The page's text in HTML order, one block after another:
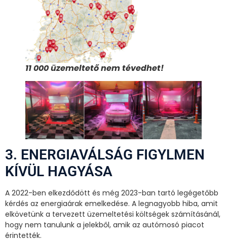
11 000 üzemeltető nem tévedhet!
3. ENERGIAVÁLSÁG FIGYLMEN
KÍVÜL HAGYÁSA
A 2022-ben elkezdődött és még 2023-ban tartó legégetőbb
kérdés az energiaárak emelkedése. A legnagyobb hiba, amit
elkövetünk a tervezett üzemeltetési költségek számításánál,
hogy nem tanulunk a jelekből, amik az autómosó piacot
érintették.